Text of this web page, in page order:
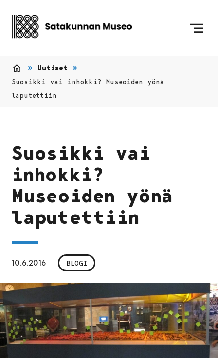
Uutiset
Suosikki vai inhokki? Museoiden yönä
laputettiin
Suosikki vai
inhokki?
Museoiden yönä
laputettiin
10.6.2016 BLOGI